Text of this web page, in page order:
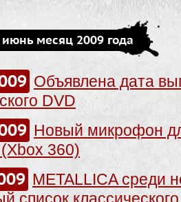
июнь месяц 2009 года
Объявлена дата
DVD
Новый микрофон
360)
METALLICA среди